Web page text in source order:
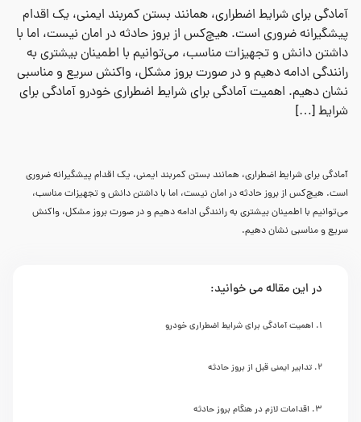
آمادگی برای شرایط اضطراری، همانند بستن کمربند ایمنی، یک اقدام
پیشگیرانه ضروری است. هیچ‌کس از بروز حادثه در امان نیست، اما با
داشتن دانش و تجهیزات مناسب، می‌توانیم با اطمینان بیشتری به
رانندگی ادامه دهیم و در صورت بروز مشکل، واکنش سریع و مناسبی
نشان دهیم. اهمیت آمادگی برای شرایط اضطراری خودرو آمادگی برای
شرایط […]
آمادگی برای شرایط اضطراری، همانند بستن کمربند ایمنی، یک اقدام پیشگیرانه ضروری
است. هیچ‌کس از بروز حادثه در امان نیست، اما با داشتن دانش و تجهیزات مناسب،
می‌توانیم با اطمینان بیشتری به رانندگی ادامه دهیم و در صورت بروز مشکل، واکنش
سریع و مناسبی نشان دهیم.
در این مقاله می خوانید:
اهمیت آمادگی برای شرایط اضطراری خودرو
تدابیر ایمنی قبل از بروز حادثه
اقدامات لازم در هنگام بروز حادثه